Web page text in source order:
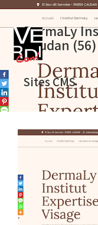
DermaLy
Caudan (56)
Sites CMS